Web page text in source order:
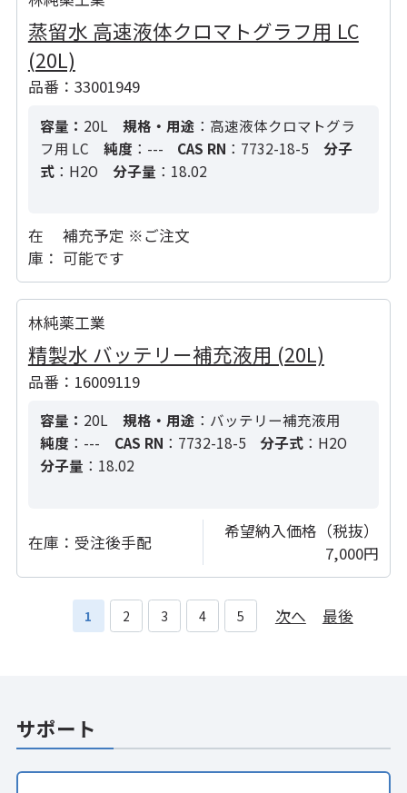
蒸留水 高速液体クロマトグラフ用 LC
(20L)
品番：33001949
容量： 20L 規格・用途 ：高速液体クロマトグラ
フ用 LC
純度 ：--- CAS RN ：7732-18-5
分子
式：H2O 分子量 ：18.02
在
庫：
補充予定 ※ご注文
可能です
林純薬工業
精製水 バッテリー補充液用 (20L)
品番：16009119
容量： 20L 規格・用途 ：バッテリー補充液用
純度 ：--- CAS RN ：7732-18-5 分子式 ：H2O
分子量 ：18.02
在庫： 受注後手配
希望納入価格（税抜）
7,000円
1 2 3 4 5 次へ 最後
サポート